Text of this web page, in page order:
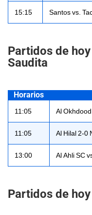
15:15 Santos vs.
Partidos de
Saudita
Horarios
11:05 Al
11:05 Al Hilal 2-0
13:00 Al Ahli SC
Partidos de